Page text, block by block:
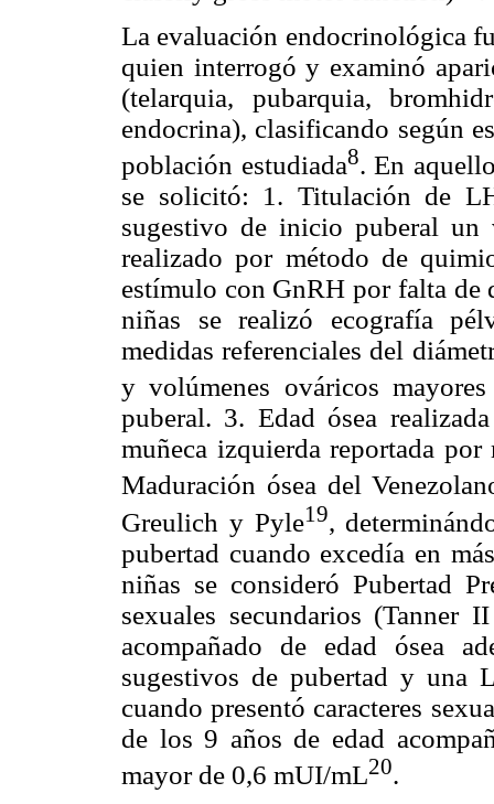
La evaluación endocrinológica
quien interrogó y examinó
(telarquia, pubarquia,
endocrina), clasificando según
población estudiada8. En
se solicitó: 1. Titulación de
sugestivo de inicio puberal
realizado por método de
estímulo con GnRH por falta
niñas se realizó ecografía
medidas referenciales del
y volúmenes ováricos
puberal. 3. Edad ósea
muñeca izquierda reportada
Maduración ósea del
Greulich y Pyle19,
pubertad cuando excedía en
niñas se consideró Pubertad
sexuales secundarios
acompañado de edad ósea
sugestivos de pubertad y
cuando presentó caracteres
de los 9 años de edad
mayor de 0,6 mUI/mL20.